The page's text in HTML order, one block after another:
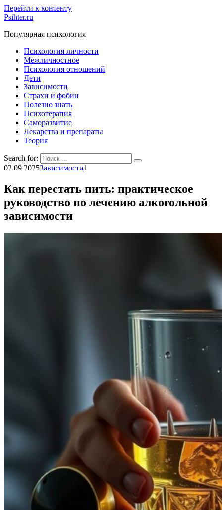
Перейти к контенту
Psihter.ru
Популярная психология
Психология личности
Межличностное
Психология отношений
Дети
Зависимости
Страхи и фобии
Полезно знать
Психотерапия
Саморазвитие
Лекарства и препараты
Теория
Search for:
02.09.2025Зависимости1
Как перестать пить: практическое
руководство по лечению алкогольной
зависимости